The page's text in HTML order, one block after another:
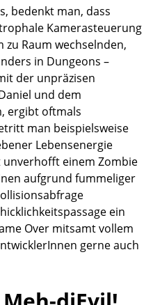
einem Zombie
aufgrund fummeliger
ein
Over mitsamt vollem
gerne auch
diEvil!
Remake zuMediEvil an
riesig gefreut. Ich
dass ich es damals
örtlichen
der Schule anzockte.
auf und freute mich